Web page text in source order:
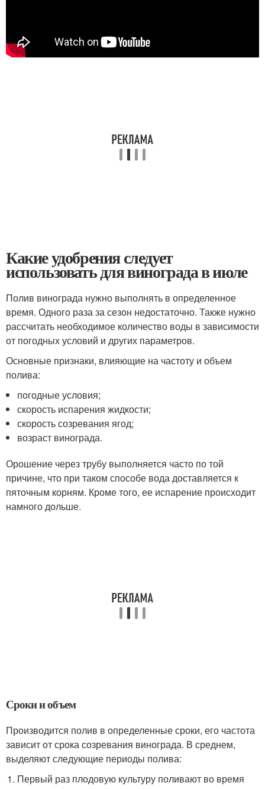
Какие удобрения следует
использовать для винограда в июле
Полив винограда нужно выполнять в определенное
время. Одного раза за сезон недостаточно. Также нужно
рассчитать необходимое количество воды в зависимости
от погодных условий и других параметров.
Основные признаки, влияющие на частоту и объем
полива:
погодные условия;
скорость испарения жидкости;
скорость созревания ягод;
возраст винограда.
Орошение через трубу выполняется часто по той
причине, что при таком способе вода доставляется к
пяточным корням. Кроме того, ее испарение происходит
намного дольше.
Сроки и объем
Производится полив в определенные сроки, его частота
зависит от срока созревания винограда. В среднем,
выделяют следующие периоды полива:
Первый раз плодовую культуру поливают во время